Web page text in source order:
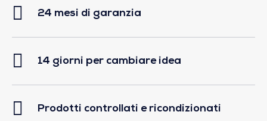
24 mesi di garanzia
14 giorni per cambiare idea
Prodotti controllati e ricondizionati